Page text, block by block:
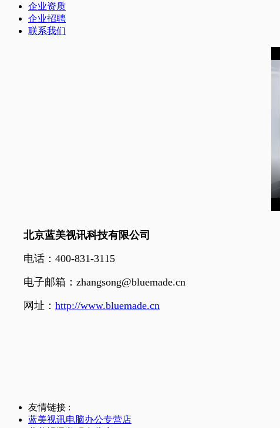
企业资质
企业招聘
联系我们
北京蓝美视讯科技有限公司
电话：400-831-3115
电子邮箱：zhangsong@bluemade.cn
网址： http://www.bluemade.cn
友情链接 :
蓝美视讯电脑办公专营店